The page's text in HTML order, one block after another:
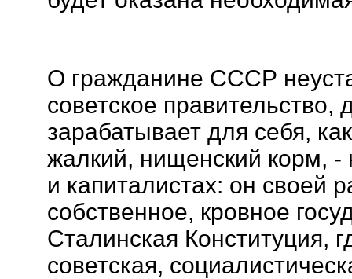
О гражданине СССР
советское правительство,
зарабатывает для себя,
жалкий, нищенский корм, -
и капиталистах: он своей
собственное, кровное
Сталинская Конституция,
советская,